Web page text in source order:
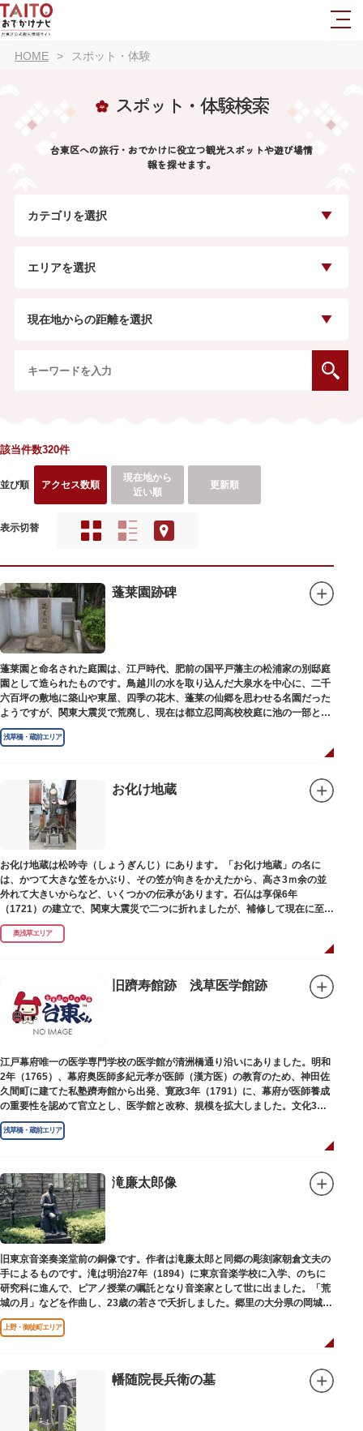
HOME スポット・体験
スポット・体験検索
台東区への旅行・おでかけに役立つ観光スポットや遊び場情
報を探せます。
カテゴリを選択
エリアを選択
現在地からの距離を選択
該当件数320件
並び順 アクセス数順
現在地から
近い順
更新順
表示切替
蓬莱園跡碑
蓬莱園と命名された庭園は、江戸時代、肥前の国平戸藩主の松浦家の別邸庭
園として造られたものです。鳥越川の水を取り込んだ大泉水を中心に、二千
六百坪の敷地に築山や東屋、四季の花木、蓬莱の仙郷を思わせる名園だった
ようですが、関東大震災で荒廃し、現在は都立忍岡高校校庭に池の一部と都
指定の天然記念物の大イチョウを残すのみです。
浅草橋・蔵前エリア
お化け地蔵
お化け地蔵は松吟寺（しょうぎんじ）にあります。「お化け地蔵」の名に
は、かつて大きな笠をかぶり、その笠が向きをかえたから、高さ3ｍ余の並
外れて大きいからなど、いくつかの伝承があります。石仏は享保6年
（1721）の建立で、関東大震災で二つに折れましたが、補修して現在に至っ
ています。常夜灯は、寛政2年（1790）に建てられました。
奥浅草エリア
旧躋寿館跡 浅草医学館跡
江戸幕府唯一の医学専門学校の医学館が清洲橋通り沿いにありました。明和
2年（1765）、幕府奥医師多紀元孝が医師（漢方医）の教育のため、神田佐
久間町に建てた私塾躋寿館から出発、寛政3年（1791）に、幕府が医師養成
の重要性を認めて官立とし、医学館と改称、規模を拡大しました。文化3年
（1806）、大火に遭い焼失しましたが、同年に旧向柳原一丁目に移転、再建
されました。
弟育成をはかるなど、江戸時代後期から明治維新に至る日本の医学振興に貢
献しました。
※現在、この場所に「旧躋寿館跡 浅草医学館跡」に関する案内板や説明版
等は設置されておりません。
浅草橋・蔵前エリア
滝廉太郎像
旧東京音楽奏楽堂前の銅像です。作者は滝廉太郎と同郷の彫刻家朝倉文夫の
手によるものです。滝は明治27年（1894）に東京音楽学校に入学、のちに
研究科に進んで、ピアノ授業の嘱託となり音楽家として世に出ました。「荒
城の月」などを作曲し、23歳の若さで夭折しました。郷里の大分県の岡城趾
にも同じ像が置かれています。
上野・御徒町エリア
幡随院長兵衛の墓